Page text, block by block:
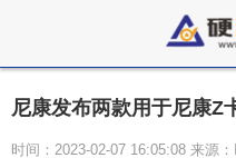
尼康发布两款用于尼康Z
时间：2023-02-07 16:05:08 来源